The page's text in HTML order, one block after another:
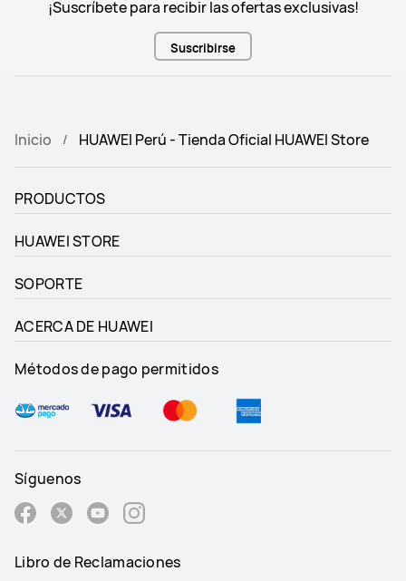
¡Suscríbete para recibir las ofertas exclusivas!
Suscribirse
Inicio HUAWEI Perú - Tienda Oficial HUAWEI Store
PRODUCTOS
HUAWEI STORE
SOPORTE
ACERCA DE HUAWEI
Métodos de pago permitidos
Síguenos
Libro de Reclamaciones